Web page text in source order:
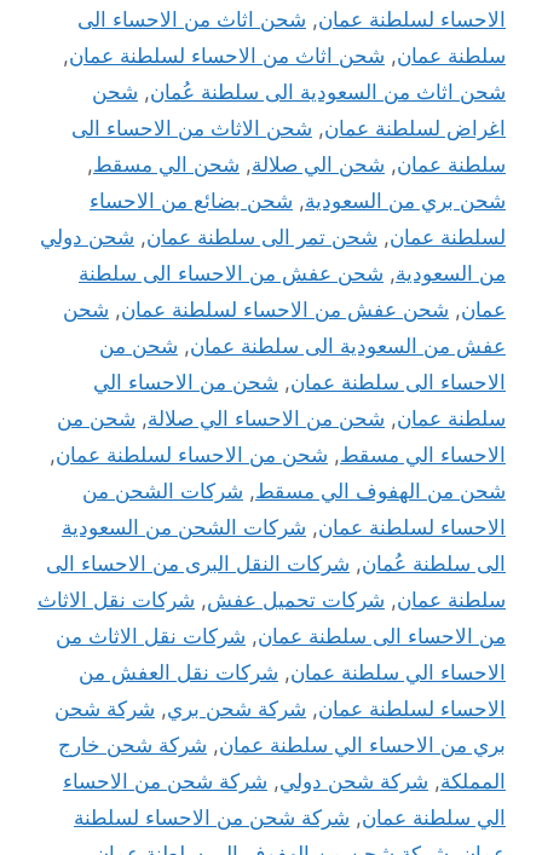
الاحساء لسلطنة عمان, شحن اثاث من الاحساء الى
سلطنة عمان, شحن اثاث من الاحساء لسلطنة عمان,
شحن اثاث من السعودية الى سلطنة عُمان, شحن
اغراض لسلطنة عمان, شحن الاثاث من الاحساء الى
سلطنة عمان, شحن الي صلالة, شحن الي مسقط,
شحن بري من السعودية, شحن بضائع من الاحساء
لسلطنة عمان, شحن تمر الى سلطنة عمان, شحن دولي
من السعودية, شحن عفش من الاحساء الى سلطنة
عمان, شحن عفش من الاحساء لسلطنة عمان, شحن
عفش من السعودية الى سلطنة عمان, شحن من
الاحساء الى سلطنة عمان, شحن من الاحساء الي
سلطنة عمان, شحن من الاحساء الي صلالة, شحن من
الاحساء الي مسقط, شحن من الاحساء لسلطنة عمان,
شحن من الهفوف الي مسقط, شركات الشحن من
الاحساء لسلطنة عمان, شركات الشحن من السعودية
الى سلطنة عُمان, شركات النقل البرى من الاحساء الى
سلطنة عمان, شركات تحميل عفش, شركات نقل الاثاث
من الاحساء الى سلطنة عمان, شركات نقل الاثاث من
الاحساء الي سلطنة عمان, شركات نقل العفش من
الاحساء لسلطنة عمان, شركة شحن بري, شركة شحن
بري من الاحساء الي سلطنة عمان, شركة شحن خارج
المملكة, شركة شحن دولي, شركة شحن من الاحساء
الي سلطنة عمان, شركة شحن من الاحساء لسلطنة